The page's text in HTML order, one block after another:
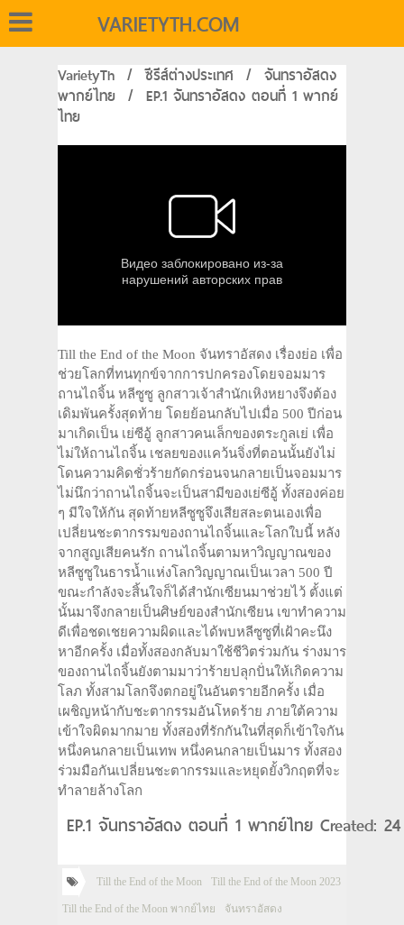
VARIETYTH.COM
VarietyTh / ซีรีส์ต่างประเทศ / จันทราอัสดง
พากย์ไทย / EP.1 จันทราอัสดง ตอนที่ 1 พากย์
ไทย
Till the End of the Moon จันทราอัสดง เรื่องย่อ เพื่อ
ช่วยโลกที่ทนทุกข์จากการปกครองโดยจอมมาร
ถานไถจิ้น หลีซูซู ลูกสาวเจ้าสำนักเหิงหยางจึงต้อง
เดิมพันครั้งสุดท้าย โดยย้อนกลับไปเมื่อ 500 ปีก่อน
มาเกิดเป็น เย่ซีอู้ ลูกสาวคนเล็กของตระกูลเย่ เพื่อ
ไม่ให้ถานไถจิ้น เชลยของแคว้นจิ่งที่ตอนนั้นยังไม่
โดนความคิดชั่วร้ายกัดกร่อนจนกลายเป็นจอมมาร
ไม่นึกว่าถานไถจิ้นจะเป็นสามีของเย่ซีอู้ ทั้งสองค่อย
ๆ มีใจให้กัน สุดท้ายหลีซูซูจึงเสียสละตนเองเพื่อ
เปลี่ยนชะตากรรมของถานไถจิ้นและโลกใบนี้ หลัง
จากสูญเสียคนรัก ถานไถจิ้นตามหาวิญญาณของ
หลีซูซูในธารน้ำแห่งโลกวิญญาณเป็นเวลา 500 ปี
ขณะกำลังจะสิ้นใจก็ได้สำนักเซียนมาช่วยไว้ ตั้งแต่
นั้นมาจึงกลายเป็นศิษย์ของสำนักเซียน เขาทำความ
ดีเพื่อชดเชยความผิดและได้พบหลีซูซูที่เฝ้าคะนึง
หาอีกครั้ง เมื่อทั้งสองกลับมาใช้ชีวิตร่วมกัน ร่างมาร
ของถานไถจิ้นยังตามมาว่าร้ายปลุกปั่นให้เกิดความ
โลภ ทั้งสามโลกจึงตกอยู่ในอันตรายอีกครั้ง เมื่อ
เผชิญหน้ากับชะตากรรมอันโหดร้าย ภายใต้ความ
เข้าใจผิดมากมาย ทั้งสองที่รักกันในที่สุดก็เข้าใจกัน
หนึ่งคนกลายเป็นเทพ หนึ่งคนกลายเป็นมาร ทั้งสอง
ร่วมมือกันเปลี่ยนชะตากรรมและหยุดยั้งวิกฤตที่จะ
ทำลายล้างโลก
EP.1 จันทราอัสดง ตอนที่ 1 พากย์ไทย Created:
Till the End of the Moon Till the End of the Moon 2023
Till the End of the Moon พากย์ไทย จันทราอัสดง